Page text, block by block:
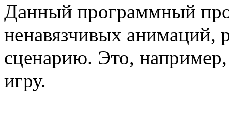
Данный программный
ненавязчивых анимаций,
сценарию. Это,
игру.